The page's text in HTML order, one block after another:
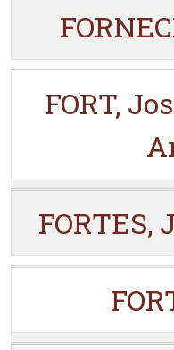
FORT,
FORTES,